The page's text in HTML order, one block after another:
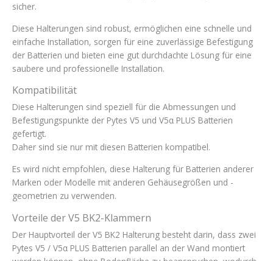
sicher.
Diese Halterungen sind robust, ermöglichen eine schnelle und
einfache Installation, sorgen für eine zuverlässige Befestigung
der Batterien und bieten eine gut durchdachte Lösung für eine
saubere und professionelle Installation.
Kompatibilität
Diese Halterungen sind speziell für die Abmessungen und
Befestigungspunkte der Pytes V5 und V5α PLUS Batterien
gefertigt.
Daher sind sie nur mit diesen Batterien kompatibel.
Es wird nicht empfohlen, diese Halterung für Batterien anderer
Marken oder Modelle mit anderen Gehäusegrößen und -
geometrien zu verwenden.
Vorteile der V5 BK2-Klammern
Der Hauptvorteil der V5 BK2 Halterung besteht darin, dass zwei
Pytes V5 / V5α PLUS Batterien parallel an der Wand montiert